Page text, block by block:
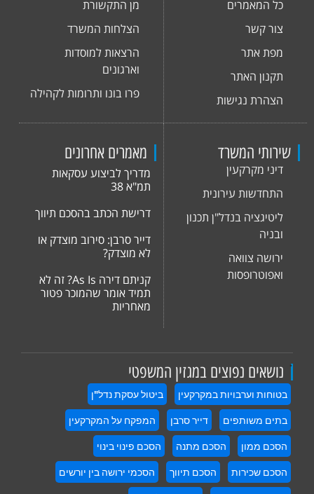
כל המאמרים
צור קשר
מפת אתר
תקנון האתר
הצהרת נגישות
מן התקשורת
הצלחות המשרד
הרצאות למוסדות
וארגונים
פרו בונו ותרומות לקהילה
שירותי המשרד
דיני מקרקעין
התחדשות עירונית
ליטיגציה בנדל"ן תכנון
ובניה
ירושה צוואה
ואפוטרופסות
מאמרים אחרונים
מדריך לביצוע עסקאות
תמ"א 38
דרישת הכתב בהסכם תיווך
דייר סרבן: סירוב מוצדק או
לא מוצדק?
קניתם דירה As Is? זה לא
תמיד אומר שהמוכר פטור
מאחריות
נושאים נפוצים במגזין המשפטי .
בטוחות וערבויות במקרקעין
ביטול עסקת נדל"ן
בתים משותפים
דייר סרבן
המפקח על המקרקעין
הסכם ממון
הסכם מתנה
הסכם פינוי בינוי
הסכם שכירות
הסכם תיווך
הסכמי ירושה בין יורשים